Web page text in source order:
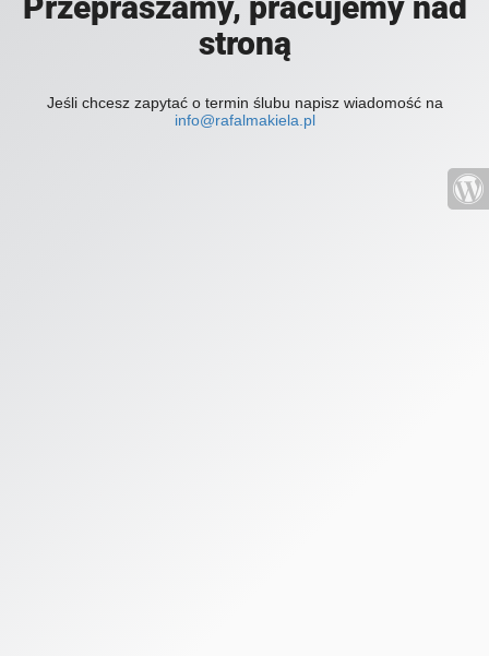
stroną
Jeśli chcesz zapytać o termin ślubu napisz wiadomość na
info@rafalmakiela.pl